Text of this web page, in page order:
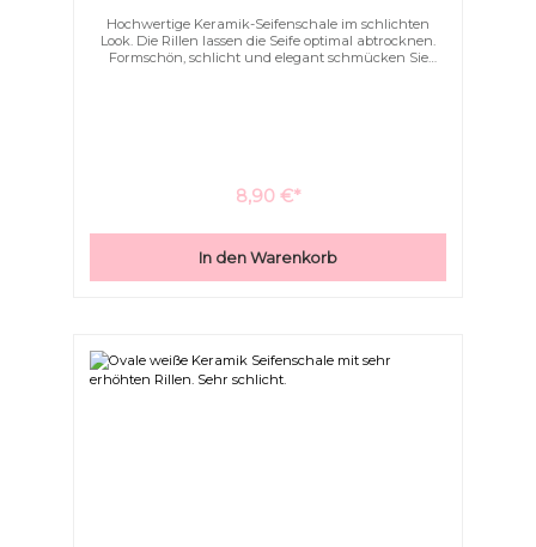
Hochwertige Keramik-Seifenschale im schlichten
Look. Die Rillen lassen die Seife optimal abtrocknen.
Formschön, schlicht und elegant schmücken Sie
8,90 €*
In den Warenkorb